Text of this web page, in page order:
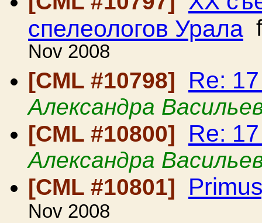
спелеологов Урала
Nov 2008
[CML #10798]
Re:
Александра
[CML #10800]
Re:
Александра
[CML #10801]
Nov 2008